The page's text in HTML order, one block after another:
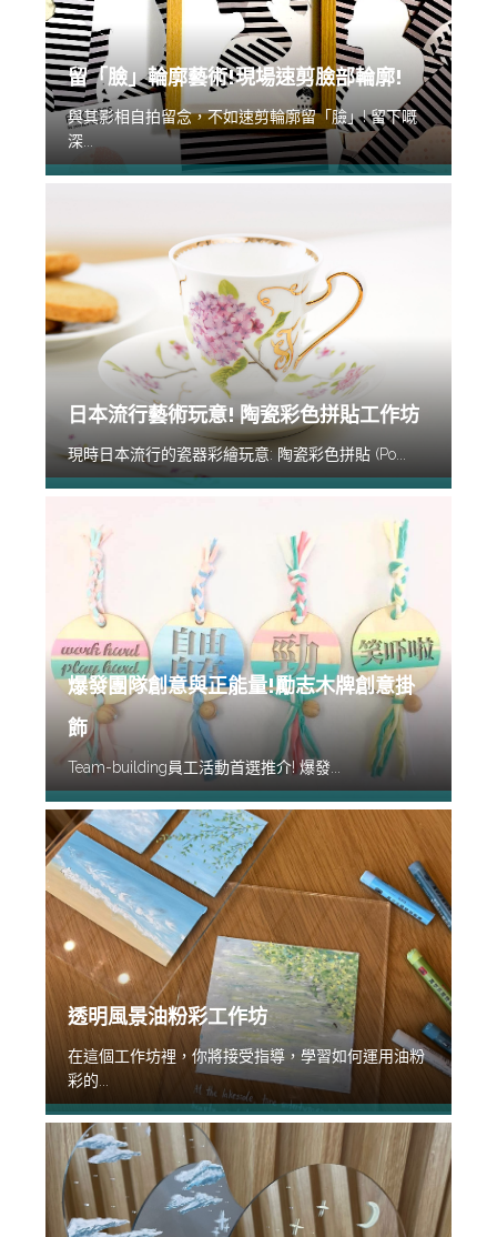
留「臉」輪廓藝術!現場速剪臉部輪廓!
與其影相自拍留念，不如速剪輪廓留「臉」! 留下嘅
深...
日本流行藝術玩意! 陶瓷彩色拼貼工作坊
現時日本流行的瓷器彩繪玩意: 陶瓷彩色拼貼 (Po...
爆發團隊創意與正能量!勵志木牌創意掛
飾
Team-building員工活動首選推介! 爆發...
透明風景油粉彩工作坊
在這個工作坊裡，你將接受指導，學習如何運用油粉
彩的...